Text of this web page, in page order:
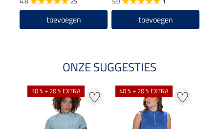
toevoegen toevoegen
ONZE SUGGESTIES
30 % + 20 % EXTRA 40 % + 20 % EXTRA